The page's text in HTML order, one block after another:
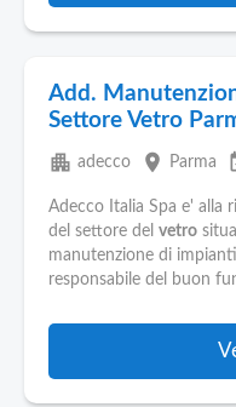
Add.
Settore Vetro
apartment adecco place Parma
Adecco Italia Spa e' alla
del settore del vetro
manutenzione di
responsabile del buon